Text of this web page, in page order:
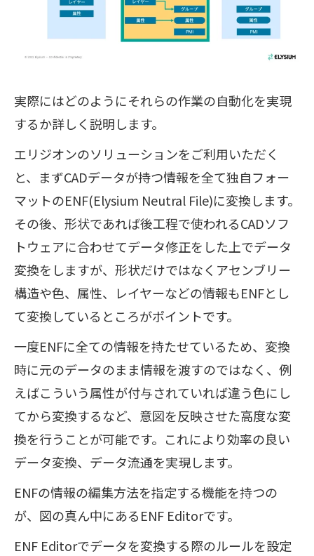
実際にはどのようにそれらの作業の自動化を実現
するか詳しく説明します。
エリジオンのソリューションをご利用いただく
と、まずCADデータが持つ情報を全て独自フォー
マットのENF(Elysium Neutral File)に変換します。
その後、形状であれば後工程で使われるCADソフ
トウェアに合わせてデータ修正をした上でデータ
変換をしますが、形状だけではなくアセンブリー
構造や色、属性、レイヤーなどの情報もENFとし
て変換しているところがポイントです。
一度ENFに全ての情報を持たせているため、変換
時に元のデータのまま情報を渡すのではなく、例
えばこういう属性が付与されていれば違う色にし
てから変換するなど、意図を反映させた高度な変
換を行うことが可能です。これにより効率の良い
データ変換、データ流通を実現します。
ENFの情報の編集方法を指定する機能を持つの
が、図の真ん中にあるENF Editorです。
ENF Editorでデータを変換する際のルールを設定